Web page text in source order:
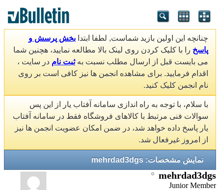
چنانچه این اولین بازید شماست, لطفا ابتدا بخش پرسش و
پاسخ را با کلیک کردن روی لینک بالا مطالعه نمایید، هچنین شما
می بایست قبل از ارسال مطلب نسبت بهثبت نام در سایت ،
اقدام فرمایید. برای مشاهده انجمن ها نیز کافی است بر روی
نام انجمن کلیک کنید.
با سلام، با توجه به راه اندازی سامانه آفتاب یار از این پس
سوالات فنی مرتبط با کالاهای فروشگاه فقط در سامانه آفتاب
یار پاسخ داده خواهد شد، در ضمن امکان عضویت انجمن ها نیز
از امروز غیرفعال شد.
نمایش مشخصات: mehrdad3dgs
mehrdad3dgs
Junior Member